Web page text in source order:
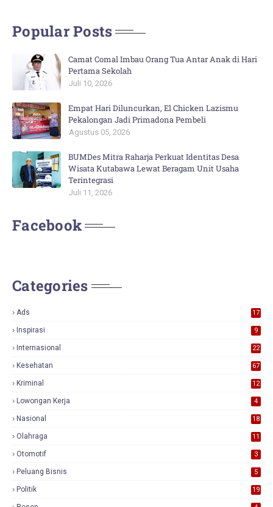
Popular Posts
Camat Comal Imbau Orang Tua Antar Anak di Hari
Pertama Sekolah
Juli 10, 2026
Empat Hari Diluncurkan, El Chicken Lazismu
Pekalongan Jadi Primadona Pembeli
Agustus 05, 2026
BUMDes Mitra Raharja Perkuat Identitas Desa
Wisata Kutabawa Lewat Beragam Unit Usaha
Terintegrasi
Juli 11, 2026
Facebook
Categories
Ads
17
Inspirasi 9
Internasional 22
Kesehatan 67
Kriminal 12
Lowongan Kerja 4
Nasional
18
Olahraga 11
Otomotif 3
Peluang Bisnis 5
Politik 19